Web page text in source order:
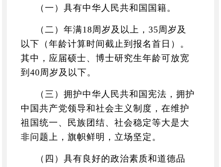
（一）具有中华人民共和国国籍。
（二）年满18周岁及以上，35周岁及
以下（年龄计算时间截止到报名首日）。
其中，应届硕士、博士研究生年龄可放宽
到40周岁及以下。
（三）拥护中华人民共和国宪法，拥护
中国共产党领导和社会主义制度，在维护
祖国统一、民族团结、社会稳定等大是大
非问题上，旗帜鲜明，立场坚定。
（四）具有良好的政治素质和道德品